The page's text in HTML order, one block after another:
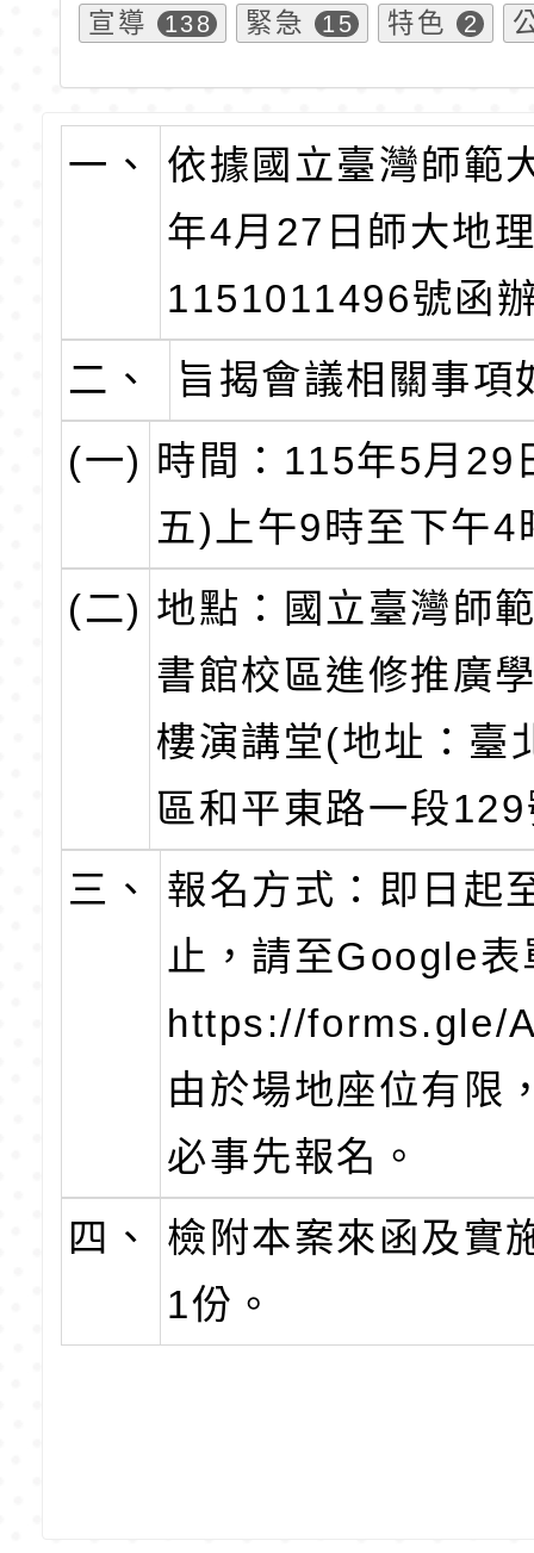
宣導 138 緊急 15 特色 2
一、
依據國立臺灣師範
年4月27日師大地
1151011496號函
二、
旨揭會議相關事項
(一) 時間：115年5月29
五)上午9時至下午4
(二) 地點：國立臺灣師
書館校區進修推廣
樓演講堂(地址：臺
區和平東路一段
三、
報名方式：即日起
止，請至Google
https://forms.gle/
由於場地座位有限
必事先報名。
四、
檢附本案來函及實
1份。